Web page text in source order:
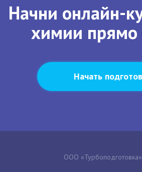
Начни онлайн-
химии прямо
Начать
ООО